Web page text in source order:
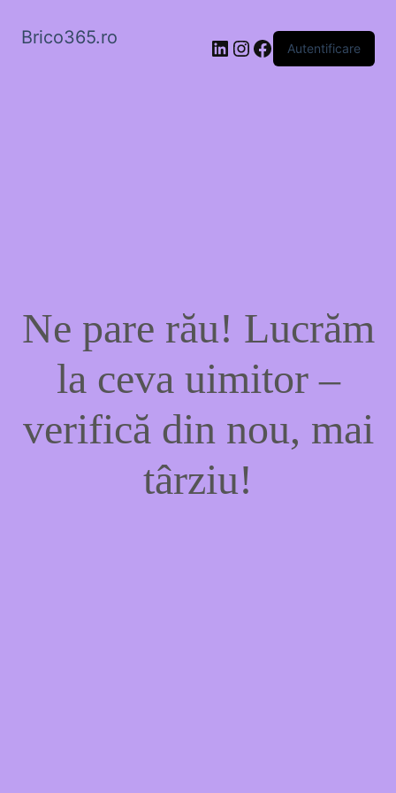
Brico365.ro LinkedIn
Instagram
Facebook
Autentificare
Ne pare rău! Lucrăm
la ceva uimitor –
verifică din nou, mai
târziu!